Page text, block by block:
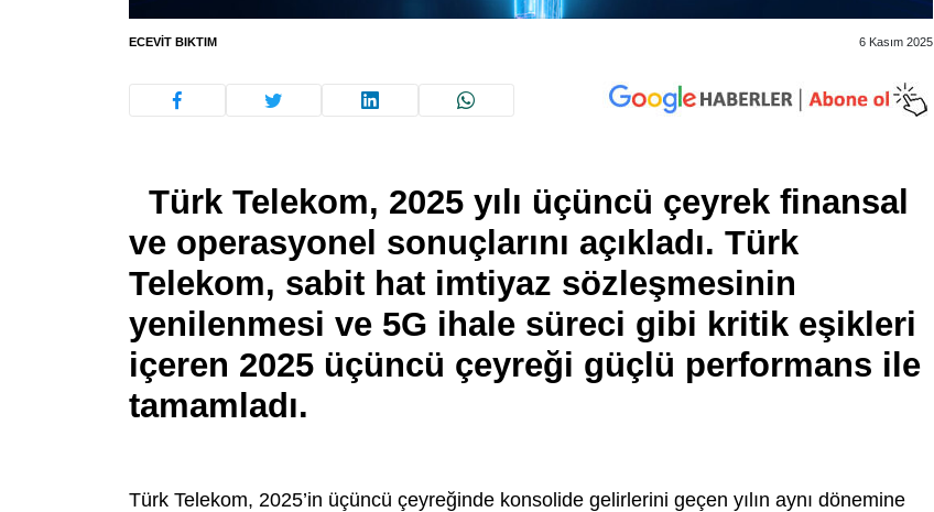
ECEVIT BIKTIM 6 Kasım 2025
Türk Telekom, 2025 yılı üçüncü çeyrek finansal
ve operasyonel sonuçlarını açıkladı. Türk
Telekom, sabit hat imtiyaz sözleşmesinin
yenilenmesi ve 5G ihale süreci gibi kritik eşikleri
içeren 2025 üçüncü çeyreği güçlü performans ile
tamamladı.
Türk Telekom, 2025’in üçüncü çeyreğinde konsolide gelirlerini geçen yılın aynı dönemine